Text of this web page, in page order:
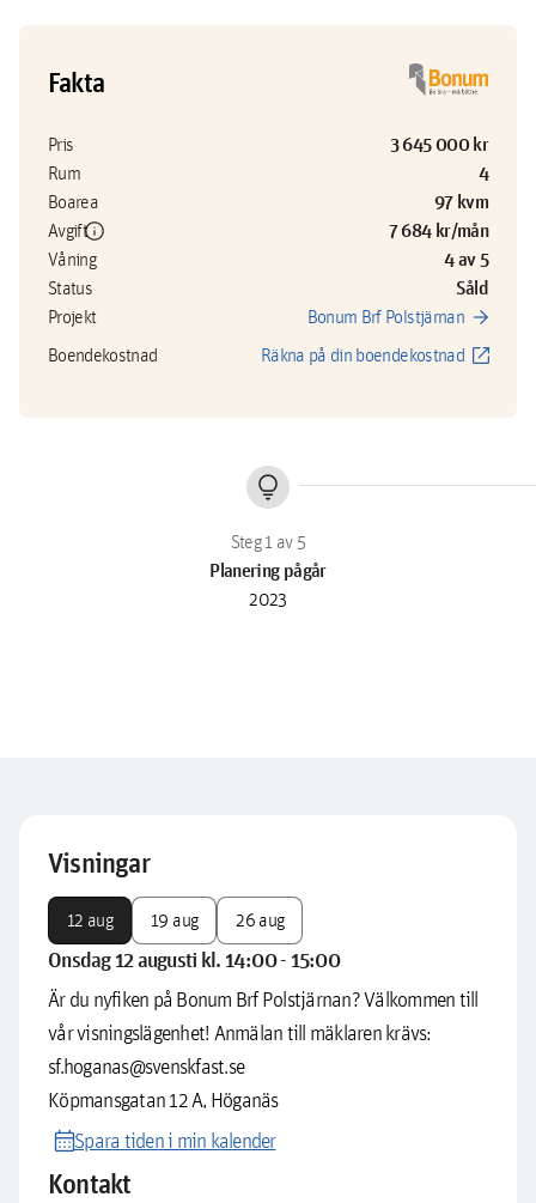
Fakta
Pris 3 645 000 kr
Rum 4
Boarea 97 kvm
Avgiftinfo 7 684 kr/mån
Våning 4 av 5
Status Såld
Projekt Bonum Brf Polstjärnan arrow_forward
Boendekostnad Räkna på din boendekostnad open_in_new
lightbulb
Planering pågår
2023
Visningar
12 aug 19 aug 26 aug
Onsdag 12 augusti kl. 14:00 - 15:00
Är du nyfiken på Bonum Brf Polstjärnan? Välkommen till
vår visningslägenhet! Anmälan till mäklaren krävs:
sf.hoganas@svenskfast.se
Köpmansgatan 12 A, Höganäs
calendar_monthSpara tiden i min kalender
Kontakt